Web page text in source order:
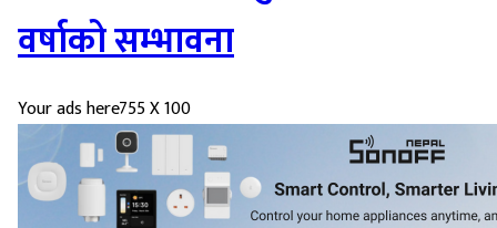
वर्षाको सम्भावना
Your ads here755 X 100